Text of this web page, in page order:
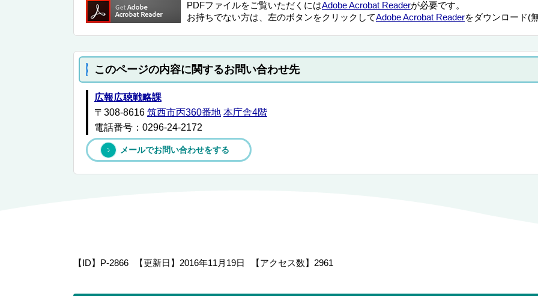
PDFファイルをご覧いただくにはAdobe Acrobat Readerが必要です。
お持ちでない方は、左のボタンをクリックしてAdobe Acrobat Readerをダウンロード(
このページの内容に関するお問い合わせ先
広報広聴戦略課
〒308-8616 筑西市丙360番地 本庁舎4階
電話番号：0296-24-2172
メールでお問い合わせをする
【ID】 P-2866 【更新日】 2016年11月19日 【アクセス数】 2961